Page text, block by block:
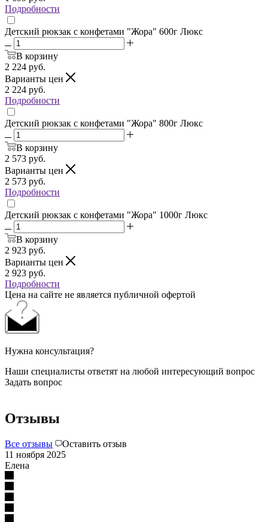
Подробности
Детский рюкзак с конфетами "Жора" 600г Люкс
В корзину
2 224 руб.
Варианты цен
2 224 руб.
Подробности
Детский рюкзак с конфетами "Жора" 800г Люкс
В корзину
2 573 руб.
Варианты цен
2 573 руб.
Подробности
Детский рюкзак с конфетами "Жора" 1000г Люкс
В корзину
2 923 руб.
Варианты цен
2 923 руб.
Подробности
Цена на сайте не является публичной офертой
Нужна консультация?
Наши специалисты ответят на любой интересующий вопрос
Задать вопрос
Отзывы
Все отзывы
Оставить отзыв
11 ноября 2025
Елена